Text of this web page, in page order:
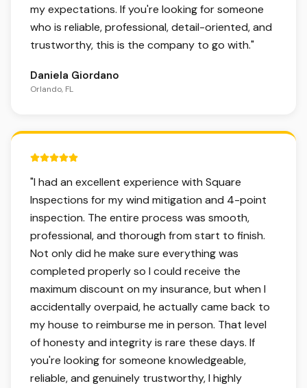
my expectations. If you're looking for someone
who is reliable, professional, detail-oriented, and
trustworthy, this is the company to go with."
Daniela Giordano
Orlando, FL
5 out of 5 stars.
"I had an excellent experience with Square
Inspections for my wind mitigation and 4-point
inspection. The entire process was smooth,
professional, and thorough from start to finish.
Not only did he make sure everything was
completed properly so I could receive the
maximum discount on my insurance, but when I
accidentally overpaid, he actually came back to
my house to reimburse me in person. That level
of honesty and integrity is rare these days. If
you're looking for someone knowledgeable,
reliable, and genuinely trustworthy, I highly